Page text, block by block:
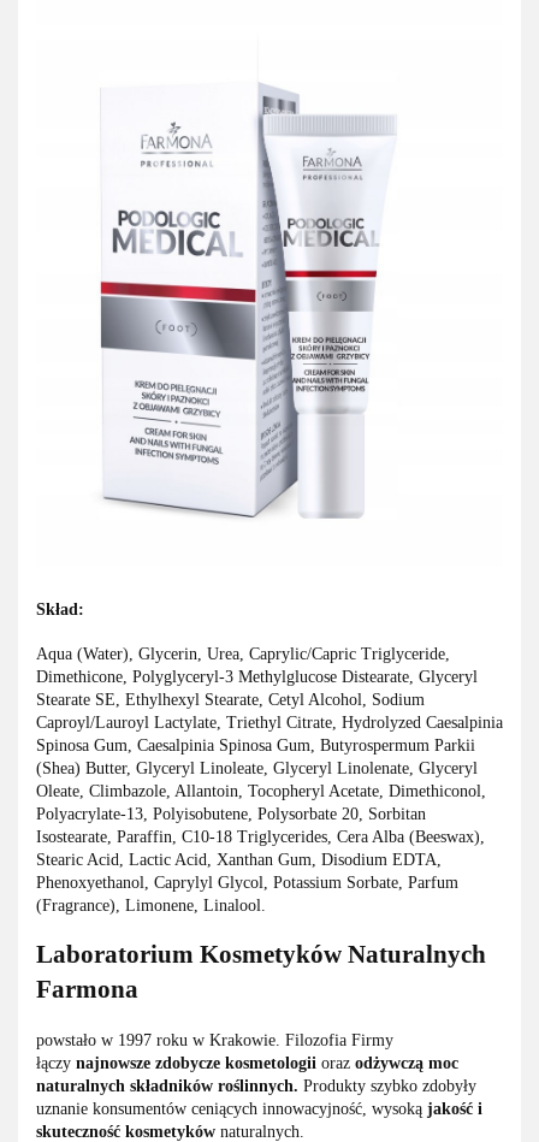
Skład:
Aqua (Water), Glycerin, Urea, Caprylic/Capric Triglyceride,
Dimethicone, Polyglyceryl-3 Methylglucose Distearate, Glyceryl
Stearate SE, Ethylhexyl Stearate, Cetyl Alcohol, Sodium
Caproyl/Lauroyl Lactylate, Triethyl Citrate, Hydrolyzed Caesalpinia
Spinosa Gum, Caesalpinia Spinosa Gum, Butyrospermum Parkii
(Shea) Butter, Glyceryl Linoleate, Glyceryl Linolenate, Glyceryl
Oleate, Climbazole, Allantoin, Tocopheryl Acetate, Dimethiconol,
Polyacrylate-13, Polyisobutene, Polysorbate 20, Sorbitan
Isostearate, Paraffin, C10-18 Triglycerides, Cera Alba (Beeswax),
Stearic Acid, Lactic Acid, Xanthan Gum, Disodium EDTA,
Phenoxyethanol, Caprylyl Glycol, Potassium Sorbate, Parfum
(Fragrance), Limonene, Linalool.
Laboratorium Kosmetyków Naturalnych
Farmona
powstało w 1997 roku w Krakowie. Filozofia Firmy
łączy najnowsze zdobycze kosmetologii oraz odżywczą moc
naturalnych składników roślinnych. Produkty szybko zdobyły
uznanie konsumentów ceniących innowacyjność, wysoką jakość i
skuteczność kosmetyków naturalnych.